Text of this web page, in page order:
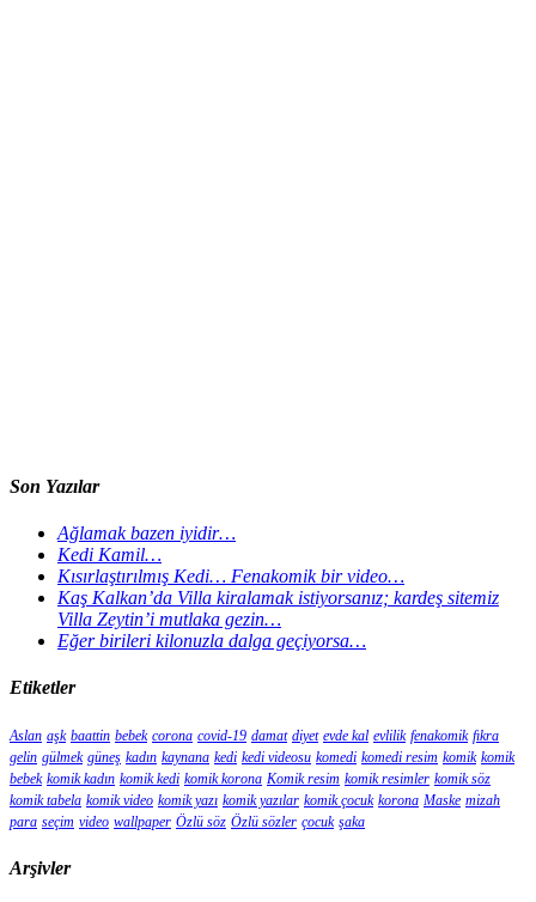
Son Yazılar
Ağlamak bazen iyidir…
Kedi Kamil…
Kısırlaştırılmış Kedi… Fenakomik bir video…
Kaş Kalkan’da Villa kiralamak istiyorsanız; kardeş sitemiz
Villa Zeytin’i mutlaka gezin…
Eğer birileri kilonuzla dalga geçiyorsa…
Etiketler
Aslan aşk baattin bebek corona covid-19 damat diyet evde kal evlilik fenakomik fıkra
gelin gülmek güneş kadın kaynana kedi kedi videosu komedi komedi resim komik komik
bebek komik kadın komik kedi komik korona Komik resim komik resimler komik söz
komik tabela komik video komik yazı komik yazılar komik çocuk korona Maske mizah
para seçim video wallpaper Özlü söz Özlü sözler çocuk şaka
Arşivler